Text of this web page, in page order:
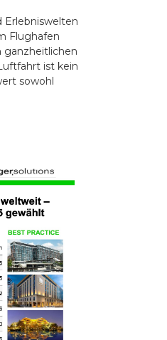
Erlebniswelten
Flughafen
ganzheitlichen
ist kein
sowohl